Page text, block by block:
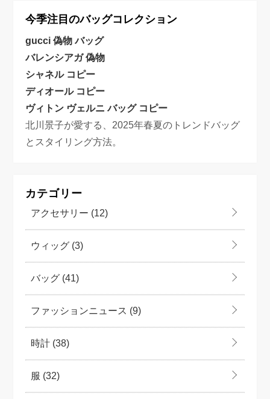
今季注目のバッグコレクション
gucci 偽物 バッグ
バレンシアガ 偽物
シャネル コピー
ディオール コピー
ヴィトン ヴェルニ バッグ コピー
北川景子が愛する、2025年春夏のトレンドバッグ
とスタイリング方法。
カテゴリー
アクセサリー (12)
ウィッグ (3)
バッグ (41)
ファッションニュース (9)
時計 (38)
服 (32)